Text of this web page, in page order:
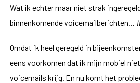
Wat ik echter maar niet strak
binnenkomende voicemailberichten…
Omdat ik heel geregeld in
eens voorkomen dat ik mijn mobiel
voicemails krijg. En nu komt het